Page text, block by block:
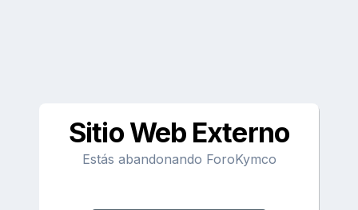
Sitio Web Externo
Estás abandonando ForoKymco